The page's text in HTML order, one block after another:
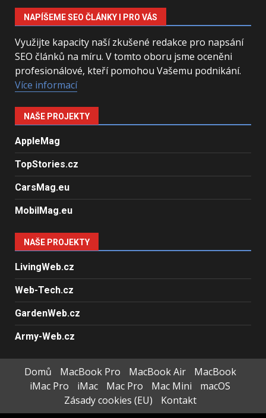
NAPÍŠEME SEO ČLÁNKY I PRO VÁS
Využijte kapacity naší zkušené redakce pro napsání
SEO článků na míru. V tomto oboru jsme oceněni
profesionálové, kteří pomohou Vašemu podnikání.
Více informací
NAŠE PROJEKTY
AppleMag
TopStories.cz
CarsMag.eu
MobilMag.eu
NAŠE PROJEKTY
LivingWeb.cz
Web-Tech.cz
GardenWeb.cz
Army-Web.cz
Domů MacBook Pro MacBook Air
MacBook
iMac Pro
iMac Mac Pro Mac Mini
macOS
Zásady cookies (EU)
Kontakt